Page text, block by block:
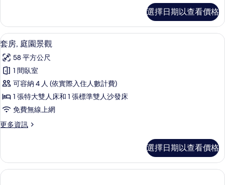
的
所
有
相
片
觀
的
詳
情
觀
的
所
有
相
片
雙
人
房,
園
景
的
詳
情
選擇日期以查看價格
顯
示
套
房,
庭
園
景
觀
所
有
套房, 庭園景觀 | 起居區 | LED 液晶電視
6
套房, 庭園景觀
58 平方公尺
1 間臥室
可容納 4 人 (依實際入住人數計費)
1 張特大雙人床和 1 張標準雙人沙發床
免費無線上網
更多資訊
更
庭
園
景
選擇日期以查看價格